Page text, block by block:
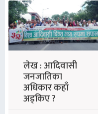
लेख : आदिवासी
जनजातिका
अधिकार कहाँ
अड्किए ?